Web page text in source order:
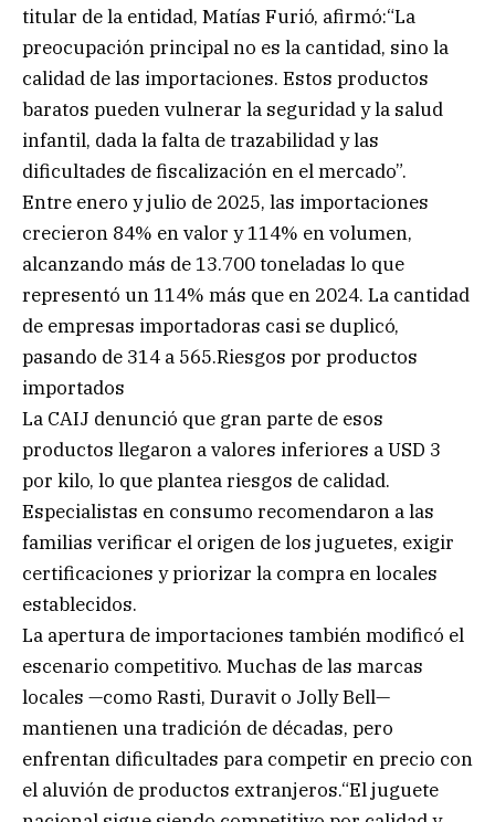
titular de la entidad, Matías Furió, afirmó:“La
preocupación principal no es la cantidad, sino la
calidad de las importaciones. Estos productos
baratos pueden vulnerar la seguridad y la salud
infantil, dada la falta de trazabilidad y las
dificultades de fiscalización en el mercado”.
Entre enero y julio de 2025, las importaciones
crecieron 84% en valor y 114% en volumen,
alcanzando más de 13.700 toneladas lo que
representó un 114% más que en 2024. La cantidad
de empresas importadoras casi se duplicó,
pasando de 314 a 565.Riesgos por productos
importados
La CAIJ denunció que gran parte de esos
productos llegaron a valores inferiores a USD 3
por kilo, lo que plantea riesgos de calidad.
Especialistas en consumo recomendaron a las
familias verificar el origen de los juguetes, exigir
certificaciones y priorizar la compra en locales
establecidos.
La apertura de importaciones también modificó el
escenario competitivo. Muchas de las marcas
locales —como Rasti, Duravit o Jolly Bell—
mantienen una tradición de décadas, pero
enfrentan dificultades para competir en precio con
el aluvión de productos extranjeros.“El juguete